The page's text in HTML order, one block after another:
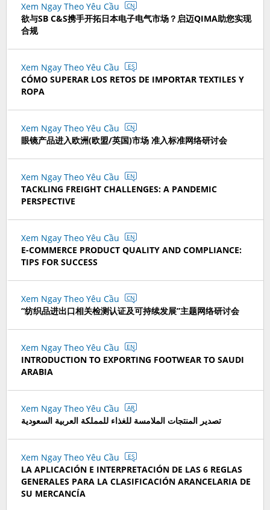
Xem Ngay Theo Yêu Cầu CN
欲与SB C&S携手开拓日本电子电气市场？启迈QIMA助您实现
合规
Xem Ngay Theo Yêu Cầu ES
CÓMO SUPERAR LOS RETOS DE IMPORTAR TEXTILES Y
ROPA
Xem Ngay Theo Yêu Cầu CN
眼镜产品进入欧洲(欧盟/英国)市场 准入标准网络研讨会
Xem Ngay Theo Yêu Cầu EN
TACKLING FREIGHT CHALLENGES: A PANDEMIC
PERSPECTIVE
Xem Ngay Theo Yêu Cầu EN
E-COMMERCE PRODUCT QUALITY AND COMPLIANCE:
TIPS FOR SUCCESS
Xem Ngay Theo Yêu Cầu CN
“纺织品进出口相关检测认证及可持续发展”主题网络研讨会
Xem Ngay Theo Yêu Cầu EN
INTRODUCTION TO EXPORTING FOOTWEAR TO SAUDI
ARABIA
Xem Ngay Theo Yêu Cầu AR
تصدير المنتجات الملامسة للغذاء للمملكة العربية السعودية
Xem Ngay Theo Yêu Cầu ES
LA APLICACIÓN E INTERPRETACIÓN DE LAS 6 REGLAS
GENERALES PARA LA CLASIFICACIÓN ARANCELARIA DE
SU MERCANCÍA